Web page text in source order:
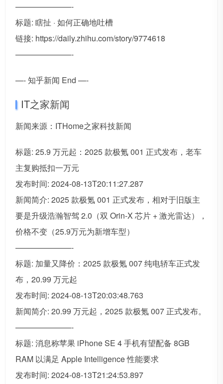
———————-
标题: 瞎扯 · 如何正确地吐槽
链接: https://daily.zhihu.com/story/9774618
———————-
—- 知乎新闻 End —-
IT之家新闻
新闻来源：ITHome之家科技新闻
标题: 25.9 万元起：2025 款极氪 001 正式发布，老车
主复购抵扣一万元
发布时间: 2024-08-13T20:11:27.287
新闻简介: 2025 款极氪 001 正式发布，相对于旧版主
要是升级浩瀚智驾 2.0（双 Orin-X 芯片 + 激光雷达），
价格不变（25.9万元为新增车型）
———————-
标题: 加量又降价：2025 款极氪 007 纯电轿车正式发
布，20.99 万元起
发布时间: 2024-08-13T20:03:48.763
新闻简介: 20.99 万元起，2025 款极氪 007 正式发布。
———————-
标题: 消息称苹果 iPhone SE 4 手机有望配备 8GB
RAM 以满足 Apple Intelligence 性能要求
发布时间: 2024-08-13T21:24:53.897